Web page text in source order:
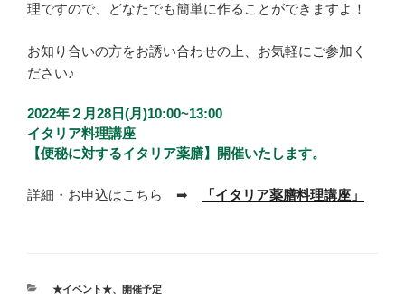
理ですので、どなたでも簡単に作ることができますよ！
お知り合いの方をお誘い合わせの上、お気軽にご参加く
ださい♪
2022年２月28 日(月)10:00~13:00
イタリア料理講座
【便秘に対するイタリア薬膳】開催いたします。
詳細・お申込はこちら ➡ 「イタリア薬膳料理講座」
カ
★イベント★、 開催予定